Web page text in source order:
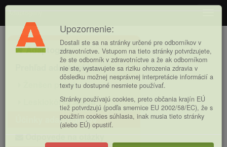
Adaptogény
Hlavná
ponukaAdaptogény
Prehľad adaptogénov
Ženšen pravý
Lesklokôrka lesklá
Účinky adaptogénov
Odpovede na otázky
Upozornenie:
Dostali ste sa na stránky určené pre odborníkov v
zdravotníctve. Vstupom na tieto stránky potvrdzujete,
že ste odborník v zdravotníctve a že ak odborníkom
nie ste, vystavujete sa riziku ohrozenia zdravia v
dôsledku možnej nesprávnej interpretácie informácií a
texty tu dostupné nesmiete používať.
Stránky používajú cookies, preto občania krajín EÚ
tiež potvrdzujú (podľa smernice EU 2002/58/EC), že s
použitím cookies súhlasia, inak musia tieto stránky
(alebo EÚ) opustiť.